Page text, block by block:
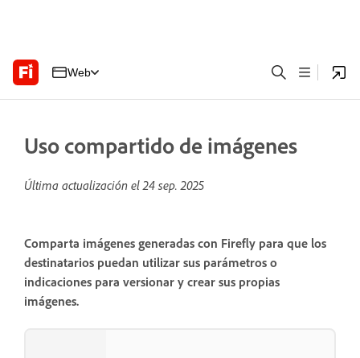
Web
Uso compartido de imágenes
Última actualización el24 sep. 2025
Comparta imágenes generadas con Firefly para que los
destinatarios puedan utilizar sus parámetros o
indicaciones para versionar y crear sus propias
imágenes.